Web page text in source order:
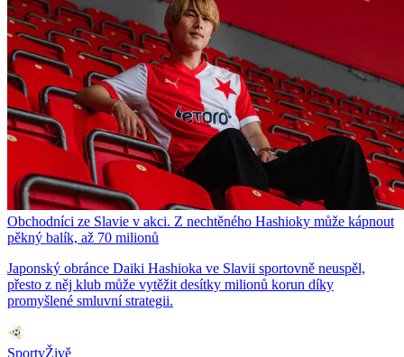
Obchodníci ze Slavie v akci. Z nechtěného Hashioky může kápnout
pěkný balík, až 70 milionů
Japonský obránce Daiki Hashioka ve Slavii sportovně neuspěl,
přesto z něj klub může vytěžit desítky milionů korun díky
promyšlené smluvní strategii.
SportyŽivě